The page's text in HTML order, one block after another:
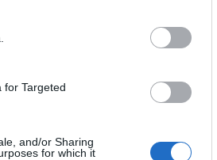
for Targeted
and/or Sharing
for which it
del hogar.
Es importante
antibiótico
el riesgo
más alta